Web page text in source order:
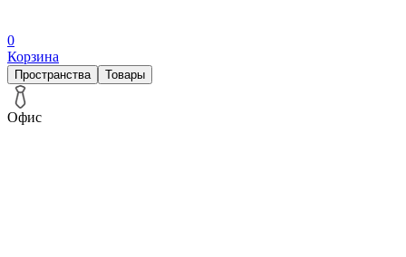
0
Корзина
Пространства Товары
Офис